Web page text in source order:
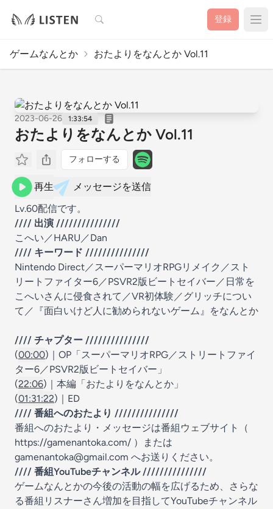
検索 登録
ゲームなんとか おたよりをなんとか Vol.11
2023-06-26 1:33:54
おたよりをなんとか Vol.11
フォローする
再生
メッセージを送信
Lv.60配信です。
//// 出演 ///////////////
こへい ／HARU ／Dan
//// キーワード ///////////////
Nintendo Direct／スーパーマリオRPGリメイク／スト
リートファイター6／PSVR2版ビートセイバー／日常を
こへいさんに侵食されて／VR初体験／グリッチについ
て／『面白いけど人に勧められないゲーム』をなんとか
//// チャプター ///////////////
(00:00)｜OP「スーパーマリオRPG／ストリートファイ
ター6／PSVR2版ビートセイバー」
(22:06)｜本編「おたよりをなんとか」
(01:31:22)｜ED
//// 番組へのおたより ///////////////
番組へのおたより・メッセージは番組ウェブサイト（
https://gamenantoka.com/ ）または
gamenantoka@gmail.com へお送りください。
//// 番組YouTubeチャンネル ///////////////
ゲームなんとかの今後の活動の幅を広げるため、さらな
る番組リスナーさん増加を目指してYouTubeチャンネル